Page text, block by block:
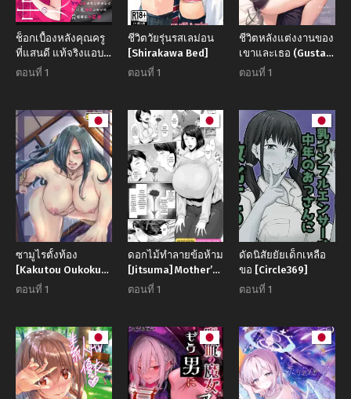
ช็อกเบื้องหลังคุณครู
ที่แสนดี แท้จริงแอบ
สตรีมรสเสียวโชว์
ตอนที่ 1
ชีวิตวัยรุ่นรสเลม่อน
[Shirakawa Bed]
ตอนที่ 1
ชีวิตหลังแต่งงานของ
เขาและเธอ (Gustav)
(Mobile Suit
ตอนที่ 1
ซามูไรตั้งท้อง
[Kakutou Oukoku]
Harami samurai
ตอนที่ 1
ดอกไม้ทำลายข้อห้าม
[Jitsuma] Mother’s
Day 2026
ตอนที่ 1
ดัดนิสัยยัยเด็กเหลือ
ขอ [Circle369]
ตอนที่ 1